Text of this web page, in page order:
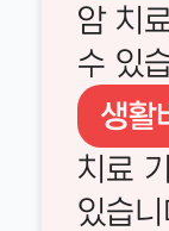
암 치
수 있
생활
치료
있습니